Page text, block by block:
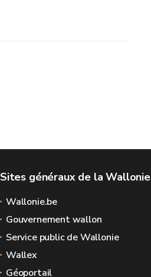
Sites généraux de la Wallonie
Wallonie.be
Gouvernement wallon
Service public de Wallonie
Wallex
Géoportail